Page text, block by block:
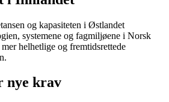
og kapasiteten i Østlandet
systemene og fagmiljøene i Norsk
helhetlige og fremtidsrettede
nye krav